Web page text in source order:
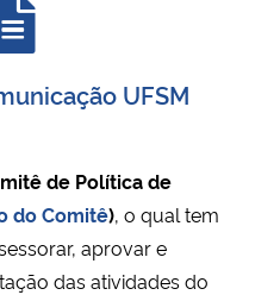
UFSM
de Política de
do Comitê), o qual tem
aprovar e
das atividades do